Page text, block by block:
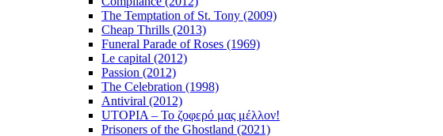
The Temptation of St. Tony (2009)
Cheap Thrills (2013)
Funeral Parade of Roses (1969)
Le capital (2012)
Passion (2012)
The Celebration (1998)
Antiviral (2012)
UTOPIA – Το ζοφερό μας μέλλον!
Prisoners of the Ghostland (2021)